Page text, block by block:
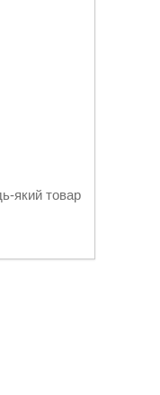
який товар